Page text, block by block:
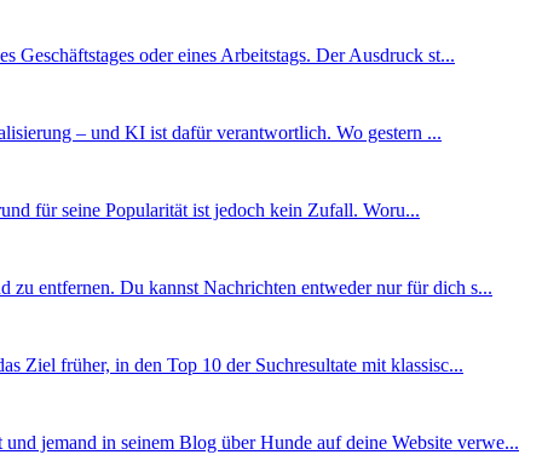
oder eines Arbeitstags. Der Ausdruck st...
– und KI ist dafür verantwortlich. Wo gestern ...
für seine Popularität ist jedoch kein Zufall. Woru...
entfernen. Du kannst Nachrichten entweder nur für dich s...
Ziel früher, in den Top 10 der Suchresultate mit klassisc...
jemand in seinem Blog über Hunde auf deine Website verwe...